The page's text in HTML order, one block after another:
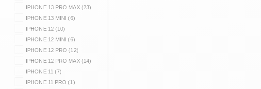
IPHONE 13 PRO MAX (23)
IPHONE 13 MINI (6)
IPHONE 12 (10)
IPHONE 12 MINI (6)
IPHONE 12 PRO (12)
IPHONE 12 PRO MAX (14)
IPHONE 11 (7)
IPHONE 11 PRO (1)